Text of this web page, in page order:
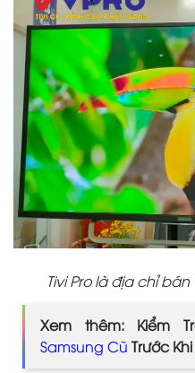
Tivi Pro là địa chỉ
Xem thêm: Kiểm
Samsung Cũ Trước